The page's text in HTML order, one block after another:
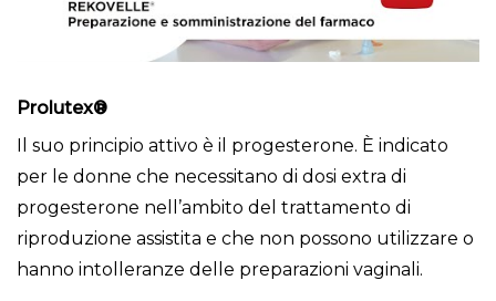
Prolutex®
Il suo principio attivo è il progesterone. È indicato
per le donne che necessitano di dosi extra di
progesterone nell’ambito del trattamento di
riproduzione assistita e che non possono utilizzare o
hanno intolleranze delle preparazioni vaginali.